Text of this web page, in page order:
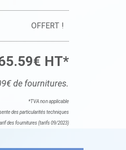
OFFERT !
HT*
de fournitures.
*TVA non applicable
des particularités techniques
des fournitures (tarifs 09/2023)